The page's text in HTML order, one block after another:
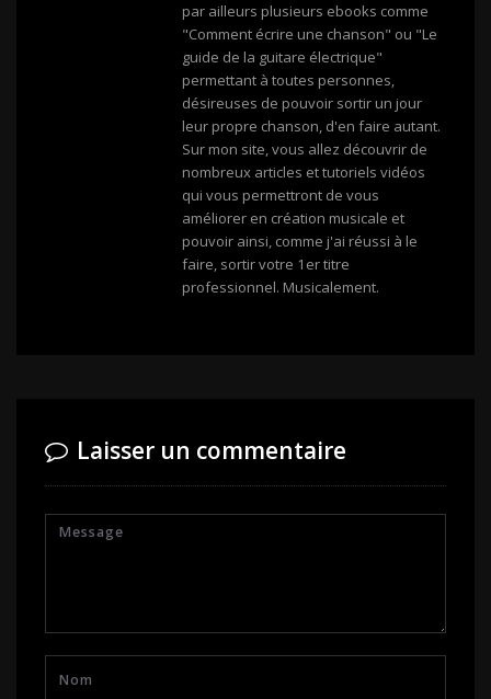
par ailleurs plusieurs ebooks comme
"Comment écrire une chanson" ou "Le
guide de la guitare électrique"
permettant à toutes personnes,
désireuses de pouvoir sortir un jour
leur propre chanson, d'en faire autant.
Sur mon site, vous allez découvrir de
nombreux articles et tutoriels vidéos
qui vous permettront de vous
améliorer en création musicale et
pouvoir ainsi, comme j'ai réussi à le
faire, sortir votre 1er titre
professionnel. Musicalement.
Laisser un commentaire